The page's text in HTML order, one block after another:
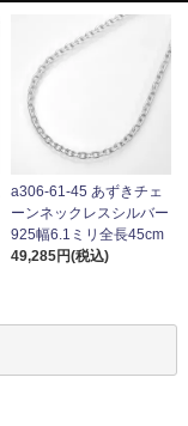
a306-61-45 あずきチェ
ーンネックレスシルバー
925幅6.1ミリ全長45cm
49,285円(税込)